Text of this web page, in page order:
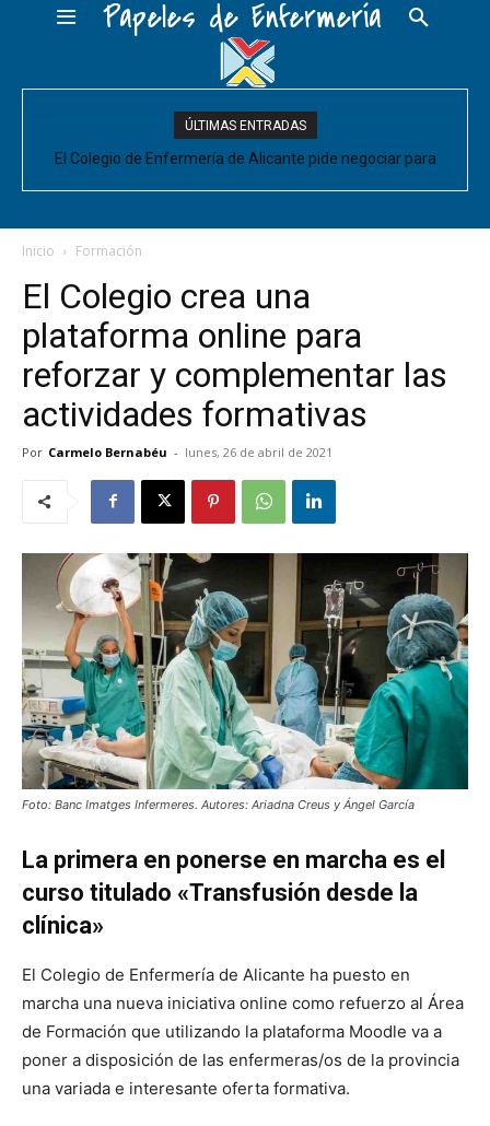
Papeles de Enfermería
ÚLTIMAS ENTRADAS
El Colegio de Enfermería de Alicante pide negociar para
y CESM-CV
Inicio Formación
El Colegio crea una
plataforma online para
reforzar y complementar las
actividades formativas
Por Carmelo Bernabéu - lunes, 26 de abril de 2021
Foto: Banc Imatges Infermeres. Autores: Ariadna Creus y Ángel García
La primera en ponerse en marcha es el
curso titulado «Transfusión desde la
clínica»
El Colegio de Enfermería de Alicante ha puesto en
marcha una nueva iniciativa online como refuerzo al Área
de Formación que utilizando la plataforma Moodle va a
poner a disposición de las enfermeras/os de la provincia
una variada e interesante oferta formativa.